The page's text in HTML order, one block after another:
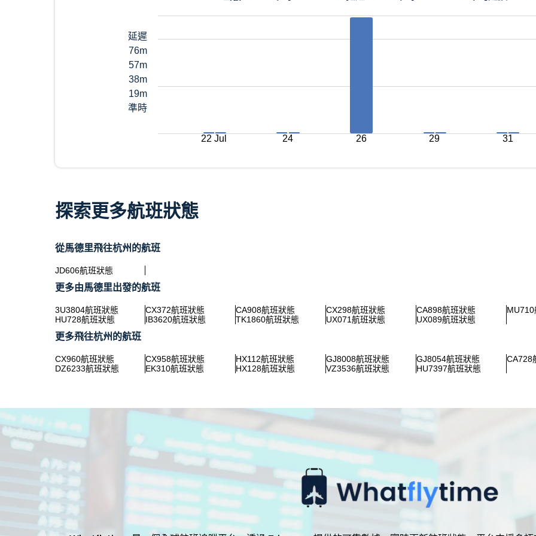
延遲
76m
57m
38m
19m
準時
22 Jul 24 26 29 31
探索更多航班狀態
從馬德里飛往杭州的航班
JD606航班狀態
更多由馬德里出發的航班
3U3804航班狀態 CX372航班狀態 CA908航班狀態 CX298航班狀態 CA898航班狀態 MU710
HU728航班狀態
IB3620航班狀態 TK1860航班狀態 UX071航班狀態 UX089航班狀態
更多飛往杭州的航班
CX960航班狀態 CX958航班狀態 HX112航班狀態 GJ8008航班狀態 GJ8054航班狀態 CA728
DZ6233航班狀態
EK310航班狀態 HX128航班狀態 VZ3536航班狀態 HU7397航班狀態